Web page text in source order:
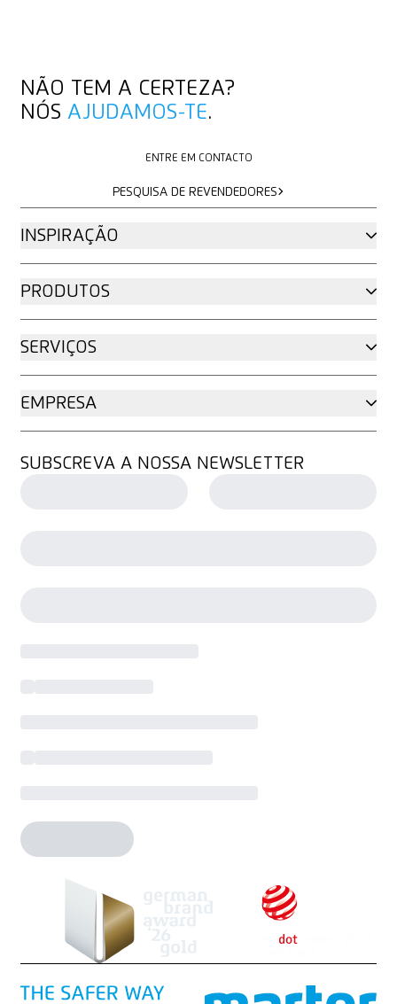
NÃO TEM A CERTEZA?
NÓS AJUDAMOS-TE.
ENTRE EM CONTACTO
PESQUISA DE REVENDEDORES
INSPIRAÇÃO
PRODUTOS
SERVIÇOS
EMPRESA
SUBSCREVA A NOSSA NEWSLETTER